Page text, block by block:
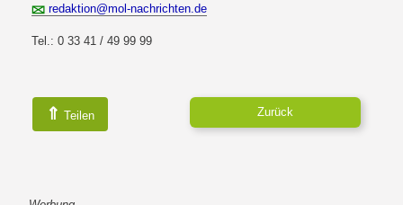
redaktion@mol-nachrichten.de
Tel.: 0 33 41 / 49 99 99
⇑ Teilen Zurück